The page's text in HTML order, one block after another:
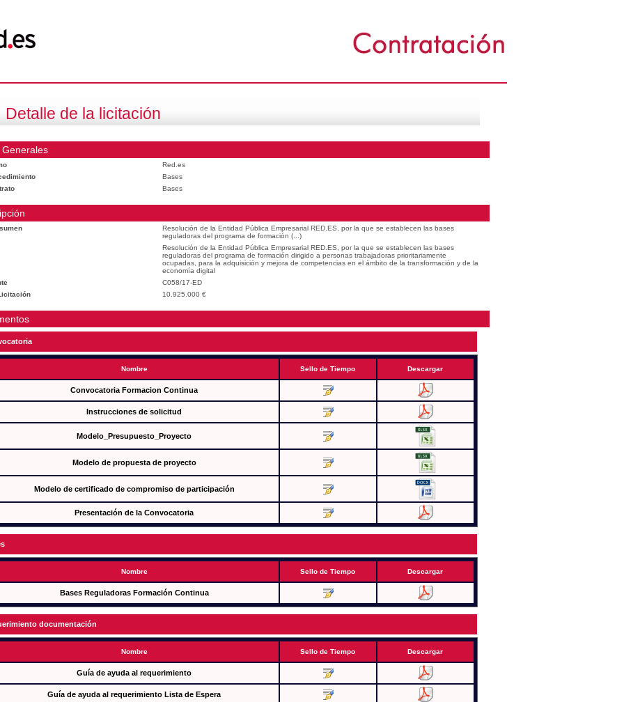
Detalle de la licitación
Red.es
Bases
Bases
Resolución de la Entidad Pública Empresarial RED.ES, por la que se establecen las bases
reguladoras del programa de formación (...)
Resolución de la Entidad Pública Empresarial RED.ES, por la que se establecen las bases
reguladoras del programa de formación dirigido a personas trabajadoras prioritariamente
ocupadas, para la adquisición y mejora de competencias en el ámbito de la transformación y de la
economía digital
C058/17-ED
10.925.000 €
Nombre Sello de Tiempo Descargar
Convocatoria Formacion Continua
Instrucciones de solicitud
Modelo_Presupuesto_Proyecto
Modelo de propuesta de proyecto
Modelo de certificado de compromiso de participación
Presentación de la Convocatoria
Nombre Sello de Tiempo Descargar
Bases Reguladoras Formación Continua
documentación
Nombre Sello de Tiempo Descargar
Guía de ayuda al requerimiento
Guía de ayuda al requerimiento Lista de Espera